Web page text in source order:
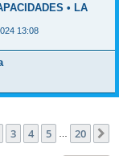
• LA
13:08
de 20
3 4 5 20